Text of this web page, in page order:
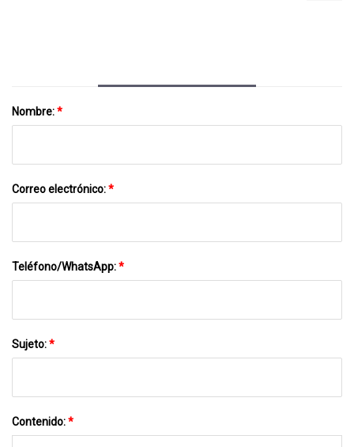
Progresiva
Nombre:*
Correo electrónico:*
Teléfono/WhatsApp:*
Sujeto:*
Contenido:*